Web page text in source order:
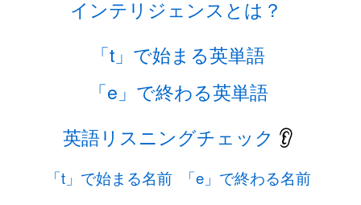
インテリジェンスとは？
「t」で始まる英単語
「e」で終わる英単語
英語リスニングチェック 👂
「t」で始まる名前 「e」で終わる名前